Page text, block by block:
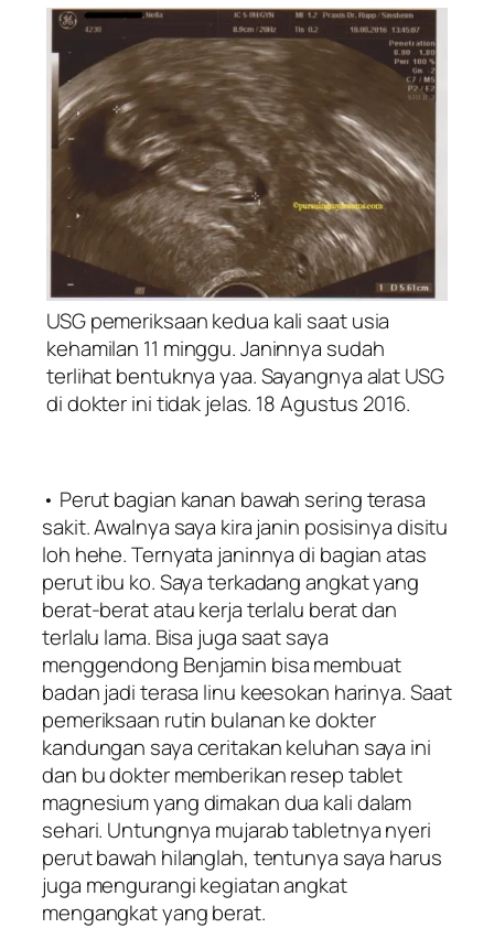
USG pemeriksaan kedua kali saat usia
kehamilan 11 minggu. Janinnya sudah
terlihat bentuknya yaa. Sayangnya alat USG
di dokter ini tidak jelas. 18 Agustus 2016.
• Perut bagian kanan bawah sering terasa
sakit. Awalnya saya kira janin posisinya disitu
loh hehe. Ternyata janinnya di bagian atas
perut ibu ko. Saya terkadang angkat yang
berat-berat atau kerja terlalu berat dan
terlalu lama. Bisa juga saat saya
menggendong Benjamin bisa membuat
badan jadi terasa linu keesokan harinya. Saat
pemeriksaan rutin bulanan ke dokter
kandungan saya ceritakan keluhan saya ini
dan bu dokter memberikan resep tablet
magnesium yang dimakan dua kali dalam
sehari. Untungnya mujarab tabletnya nyeri
perut bawah hilanglah, tentunya saya harus
juga mengurangi kegiatan angkat
mengangkat yang berat.